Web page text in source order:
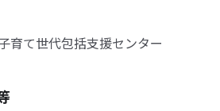
育て世代包括支援センター